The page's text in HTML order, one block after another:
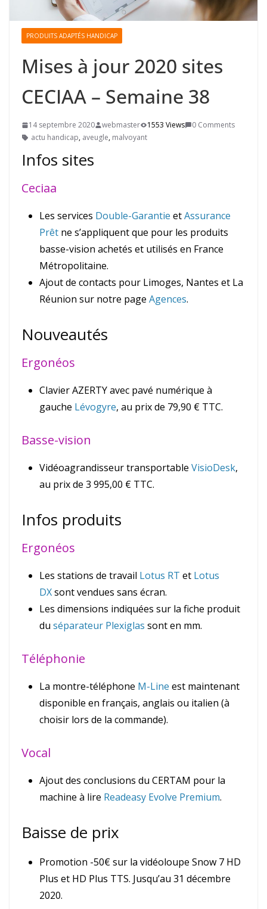
PRODUITS ADAPTÉS HANDICAP
Mises à jour 2020 sites
CECIAA – Semaine 38
14 septembre 2020 webmaster 1553 Views
0 Comments
actu handicap, aveugle, malvoyant
Infos sites
Ceciaa
Les services Double-Garantie etAssurance
Prêt ne s’appliquent que pour les produits
basse-vision achetés et utilisés en France
Métropolitaine.
Ajout de contacts pour Limoges, Nantes et La
Réunion sur notre page Agences.
Nouveautés
Ergonéos
Clavier AZERTY avec pavé numérique à
gauche Lévogyre, au prix de 79,90 € TTC.
Basse-vision
Vidéoagrandisseur transportable VisioDesk,
au prix de 3 995,00 € TTC.
Infos produits
Ergonéos
Les stations de travail Lotus RT et Lotus
DXsont vendues sans écran.
Les dimensions indiquées sur la fiche produit
du séparateur Plexiglas sont en mm.
Téléphonie
La montre-téléphone M-Line est maintenant
disponible en français, anglais ou italien (à
choisir lors de la commande).
Vocal
Ajout des conclusions du CERTAM pour la
machine à lire Readeasy Evolve Premium.
Baisse de prix
Promotion -50€ sur la vidéoloupe Snow 7 HD
Plus et HD Plus TTS. Jusqu’au 31 décembre
2020.